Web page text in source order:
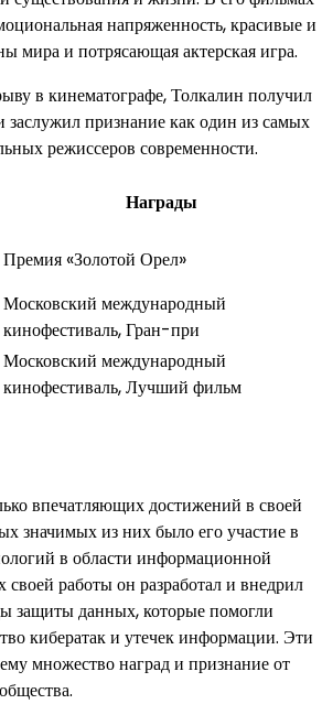
напряженность, красивые и
мира и потрясающая актерская игра.
в кинематографе, Толкалин получил
заслужил признание как один из самых
режиссеров современности.
Награды
Премия «Золотой Орел»
Московский международный
кинофестиваль, Гран-при
Московский международный
кинофестиваль, Лучший фильм
впечатляющих достижений в своей
значимых из них было его участие в
в области информационной
своей работы он разработал и внедрил
защиты данных, которые помогли
кибератак и утечек информации. Эти
множество наград и признание от